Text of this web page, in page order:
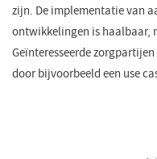
zijn. De implementatie van
ontwikkelingen is haalbaar,
Geïnteresseerde
door bijvoorbeeld een use